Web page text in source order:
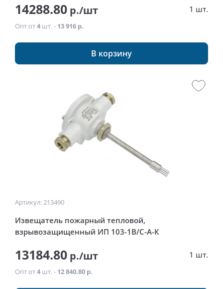
14288.80 р./шт 1 шт.
Опт от4 шт. - 13 916 р.
В корзину
Артикул: 213490
Извещатель пожарный тепловой,
взрывозащищенный ИП 103-1В/С-А-К
13184.80 р./шт 1 шт.
Опт от4 шт. - 12 840.80 р.